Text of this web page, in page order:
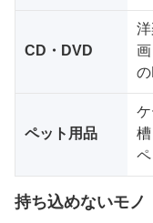
CD・DVD
ペット用品
持ち込めないモノ